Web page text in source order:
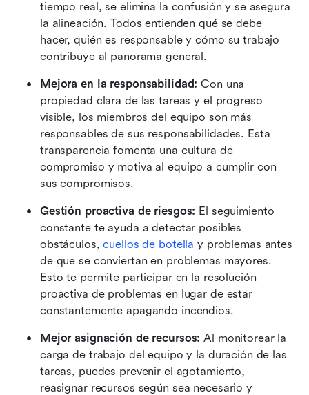
tiempo real, se elimina la confusión y se asegura
la alineación. Todos entienden qué se debe
hacer, quién es responsable y cómo su trabajo
contribuye al panorama general.
Mejora en la responsabilidad: Con una
propiedad clara de las tareas y el progreso
visible, los miembros del equipo son más
responsables de sus responsabilidades. Esta
transparencia fomenta una cultura de
compromiso y motiva al equipo a cumplir con
sus compromisos.
Gestión proactiva de riesgos: El seguimiento
constante te ayuda a detectar posibles
obstáculos, cuellos de botella y problemas antes
de que se conviertan en problemas mayores.
Esto te permite participar en la resolución
proactiva de problemas en lugar de estar
constantemente apagando incendios.
Mejor asignación de recursos: Al monitorear la
carga de trabajo del equipo y la duración de las
tareas, puedes prevenir el agotamiento,
reasignar recursos según sea necesario y